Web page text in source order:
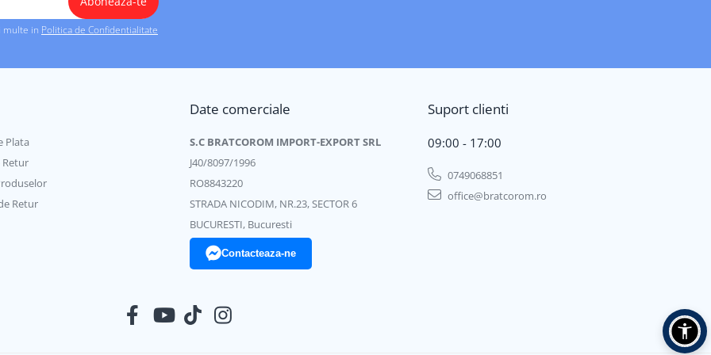
multe in Politica de Confidentialitate
Plata
Retur
Retur
Date comerciale
S.C BRATCOROM IMPORT-EXPORT SRL
J40/8097/1996
RO8843220
STRADA NICODIM, NR.23, SECTOR 6
BUCURESTI, Bucuresti
Contacteaza-ne
Suport clienti
09:00 - 17:00
0749068851
office@bratcorom.ro